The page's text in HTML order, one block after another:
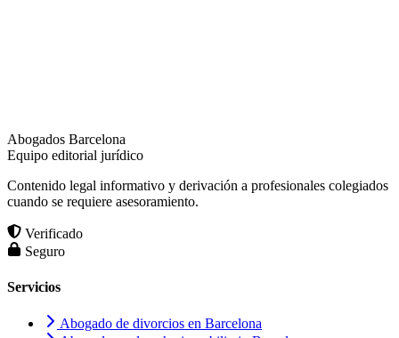
Abogados Barcelona
Equipo editorial jurídico
Contenido legal informativo y derivación a profesionales colegiados
cuando se requiere asesoramiento.
Verificado
Seguro
Servicios
Abogado de divorcios en Barcelona